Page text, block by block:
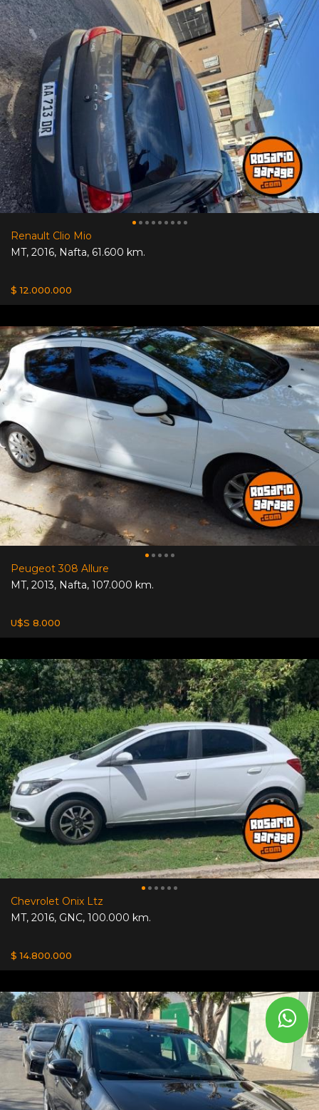
Renault Clio Mio
MT, 2016, Nafta, 61.600 km.
$ 12.000.000
Peugeot 308 Allure
MT, 2013, Nafta, 107.000 km.
U$S 8.000
Chevrolet Onix Ltz
MT, 2016, GNC, 100.000 km.
$ 14.800.000